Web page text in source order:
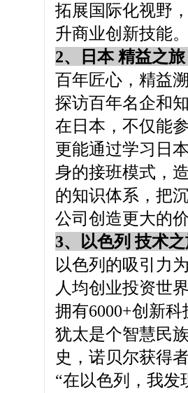
拓展国际化视野
升商业创新技能
2、日本 精益之
百年匠心，精益
探访百年名企和
在日本，不仅能
更能通过学习日
身的接班模式，
的知识体系，把
公司创造更大的
3、以色列 技术
以色列的吸引力
人均创业投资世
拥有6000+创新
犹太是个智慧民
史，诺贝尔获得
“在以色列，我发